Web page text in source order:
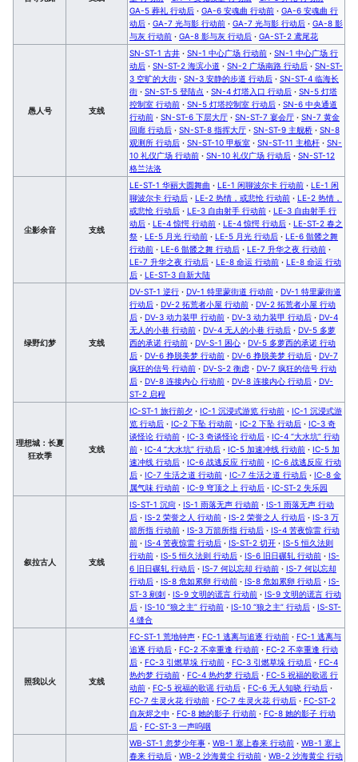
GA-5 葬礼 行动后 · GA-6 安魂曲 行动前 · GA-6 安魂曲 行
动后 · GA-7 光与影 行动前 · GA-7 光与影 行动后 · GA-8 影
与灰 行动前 · GA-8 影与灰 行动后 · GA-ST-2 鸢尾花
愚人号 支线
SN-ST-1 古井 · SN-1 中心广场 行动前 · SN-1 中心广场 行
动后 · SN-ST-2 海滨小道 · SN-2 广场南路 行动后 · SN-ST-
3 空旷的大街 · SN-3 安静的步道 行动后 · SN-ST-4 临海长
街 · SN-ST-5 登陆点 · SN-4 灯塔入口 行动后 · SN-5 灯塔
控制室 行动前 · SN-5 灯塔控制室 行动后 · SN-6 中央通道
行动前 · SN-ST-6 下层大厅 · SN-ST-7 宴会厅 · SN-7 黄金
回廊 行动后 · SN-ST-8 指挥大厅 · SN-ST-9 主舰桥 · SN-8
观测所 行动后 · SN-ST-10 甲板室 · SN-ST-11 主桅杆 · SN-
10 礼仪广场 行动前 · SN-10 礼仪广场 行动后 · SN-ST-12
格兰法洛
尘影余音 支线
LE-ST-1 华丽大圆舞曲 · LE-1 闲聊波尔卡 行动前 · LE-1 闲
聊波尔卡 行动后 · LE-2 热情，或悲怆 行动前 · LE-2 热情，
或悲怆 行动后 · LE-3 自由射手 行动前 · LE-3 自由射手 行
动后 · LE-4 惊愕 行动前 · LE-4 惊愕 行动后 · LE-ST-2 春之
祭 · LE-5 月光 行动前 · LE-5 月光 行动后 · LE-6 骷髅之舞
行动前 · LE-6 骷髅之舞 行动后 · LE-7 升华之夜 行动前 ·
LE-7 升华之夜 行动后 · LE-8 命运 行动前 · LE-8 命运 行动
后 · LE-ST-3 自新大陆
绿野幻梦 支线
DV-ST-1 逆行 · DV-1 特里蒙街道 行动前 · DV-1 特里蒙街道
行动后 · DV-2 拓荒者小屋 行动前 · DV-2 拓荒者小屋 行动
后 · DV-3 动力装甲 行动前 · DV-3 动力装甲 行动后 · DV-4
无人的小巷 行动前 · DV-4 无人的小巷 行动后 · DV-5 多萝
西的承诺 行动前 · DV-S-1 困心 · DV-5 多萝西的承诺 行动
后 · DV-6 挣脱美梦 行动前 · DV-6 挣脱美梦 行动后 · DV-7
疯狂的信号 行动前 · DV-S-2 衡虑 · DV-7 疯狂的信号 行动
后 · DV-8 连接内心 行动前 · DV-8 连接内心 行动后 · DV-
ST-2 启程
理想城：长夏
狂欢季
支线
IC-ST-1 旅行前夕 · IC-1 沉浸式游览 行动前 · IC-1 沉浸式游
览 行动后 · IC-2 下坠 行动前 · IC-2 下坠 行动后 · IC-3 奇
谈怪论 行动前 · IC-3 奇谈怪论 行动后 · IC-4 “大水坑” 行动
前 · IC-4 “大水坑” 行动后 · IC-5 加速冲线 行动前 · IC-5 加
速冲线 行动后 · IC-6 战逃反应 行动前 · IC-6 战逃反应 行动
后 · IC-7 生活之道 行动前 · IC-7 生活之道 行动后 · IC-8 金
属气味 行动前 · IC-9 穹顶之上 行动后 · IC-ST-2 失乐园
叙拉古人 支线
IS-ST-1 沉疴 · IS-1 雨落无声 行动前 · IS-1 雨落无声 行动
后 · IS-2 荣誉之人 行动前 · IS-2 荣誉之人 行动后 · IS-3 万
箭所指 行动前 · IS-3 万箭所指 行动后 · IS-4 苦夜惊雷 行动
前 · IS-4 苦夜惊雷 行动后 · IS-ST-2 切开 · IS-5 恒久法则
行动前 · IS-5 恒久法则 行动后 · IS-6 旧日碾轧 行动前 · IS-
6 旧日碾轧 行动后 · IS-7 何以忘却 行动前 · IS-7 何以忘却
行动后 · IS-8 危如累卵 行动前 · IS-8 危如累卵 行动后 · IS-
ST-3 剜刺 · IS-9 文明的谎言 行动前 · IS-9 文明的谎言 行动
后 · IS-10 “狼之主” 行动前 · IS-10 “狼之主” 行动后 · IS-ST-
4 缝合
照我以火 支线
FC-ST-1 荒地钟声 · FC-1 逃离与追逐 行动前 · FC-1 逃离与
追逐 行动后 · FC-2 不幸重逢 行动前 · FC-2 不幸重逢 行动
后 · FC-3 引燃草垛 行动前 · FC-3 引燃草垛 行动后 · FC-4
热灼梦 行动前 · FC-4 热灼梦 行动后 · FC-5 祝福的歌谣 行
动前 · FC-5 祝福的歌谣 行动后 · FC-6 无人知晓 行动后 ·
FC-7 生灵火花 行动前 · FC-7 生灵火花 行动后 · FC-ST-2
自灰烬之中 · FC-8 她的影子 行动前 · FC-8 她的影子 行动
后 · FC-ST-3 一声呜咽
WB-ST-1 忽梦少年事 · WB-1 塞上春来 行动前 · WB-1 塞上
春来 行动后 · WB-2 沙海黄尘 行动前 · WB-2 沙海黄尘 行动